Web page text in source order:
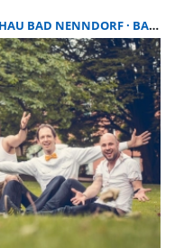
BAD NENNDORF BAND